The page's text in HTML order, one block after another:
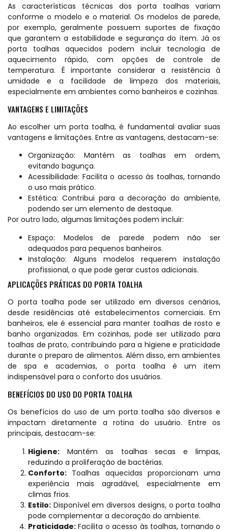
As características técnicas dos porta toalhas variam
conforme o modelo e o material. Os modelos de parede,
por exemplo, geralmente possuem suportes de fixação
que garantem a estabilidade e segurança do item. Já os
porta toalhas aquecidos podem incluir tecnologia de
aquecimento rápido, com opções de controle de
temperatura. É importante considerar a resistência à
umidade e a facilidade de limpeza dos materiais,
especialmente em ambientes como banheiros e cozinhas.
VANTAGENS E LIMITAÇÕES
Ao escolher um porta toalha, é fundamental avaliar suas
vantagens e limitações. Entre as vantagens, destacam-se:
Organização: Mantém as toalhas em ordem,
evitando bagunça.
Acessibilidade: Facilita o acesso às toalhas, tornando
o uso mais prático.
Estética: Contribui para a decoração do ambiente,
podendo ser um elemento de destaque.
Por outro lado, algumas limitações podem incluir:
Espaço: Modelos de parede podem não ser
adequados para pequenos banheiros.
Instalação: Alguns modelos requerem instalação
profissional, o que pode gerar custos adicionais.
APLICAÇÕES PRÁTICAS DO PORTA TOALHA
O porta toalha pode ser utilizado em diversos cenários,
desde residências até estabelecimentos comerciais. Em
banheiros, ele é essencial para manter toalhas de rosto e
banho organizadas. Em cozinhas, pode ser utilizado para
toalhas de prato, contribuindo para a higiene e praticidade
durante o preparo de alimentos. Além disso, em ambientes
de spa e academias, o porta toalha é um item
indispensável para o conforto dos usuários.
BENEFÍCIOS DO USO DO PORTA TOALHA
Os benefícios do uso de um porta toalha são diversos e
impactam diretamente a rotina do usuário. Entre os
principais, destacam-se:
Higiene: Mantém as toalhas secas e limpas,
reduzindo a proliferação de bactérias.
Conforto: Toalhas aquecidas proporcionam uma
experiência mais agradável, especialmente em
climas frios.
Estilo: Disponível em diversos designs, o porta toalha
pode complementar a decoração do ambiente.
Praticidade: Facilita o acesso às toalhas, tornando o